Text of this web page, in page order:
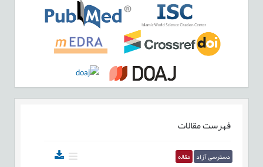
فهرست مقالات
دسترسی آزاد مقاله